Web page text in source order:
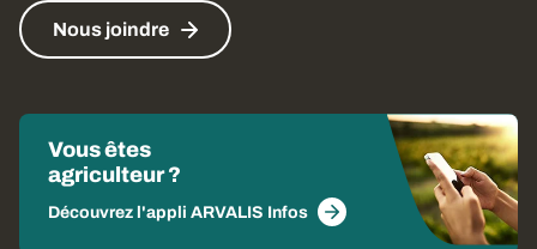
Nous joindre
Vous êtes
agriculteur ?
Découvrez l'appli ARVALIS Infos